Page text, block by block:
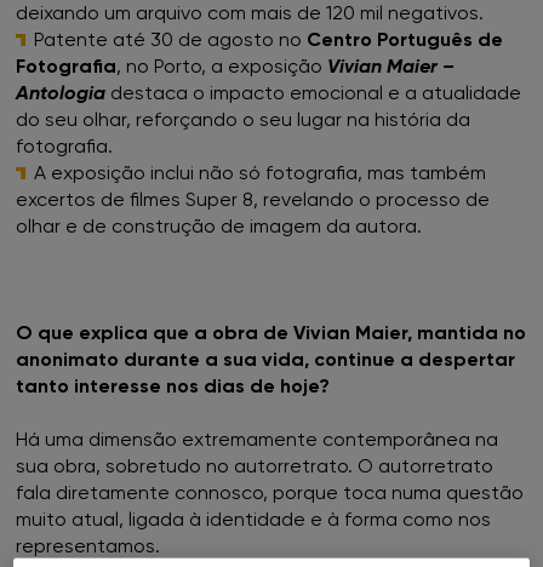
deixando um arquivo com mais de 120 mil negativos.
Patente até 30 de agosto no Centro Português de
Fotografia, no Porto, a exposição Vivian Maier –
Antologia destaca o impacto emocional e a atualidade
do seu olhar, reforçando o seu lugar na história da
fotografia.
A exposição inclui não só fotografia, mas também
excertos de filmes Super 8, revelando o processo de
olhar e de construção de imagem da autora.
O que explica que a obra de Vivian Maier, mantida no
anonimato durante a sua vida, continue a despertar
tanto interesse nos dias de hoje?
Há uma dimensão extremamente contemporânea na
sua obra, sobretudo no autorretrato. O autorretrato
fala diretamente connosco, porque toca numa questão
muito atual, ligada à identidade e à forma como nos
representamos.